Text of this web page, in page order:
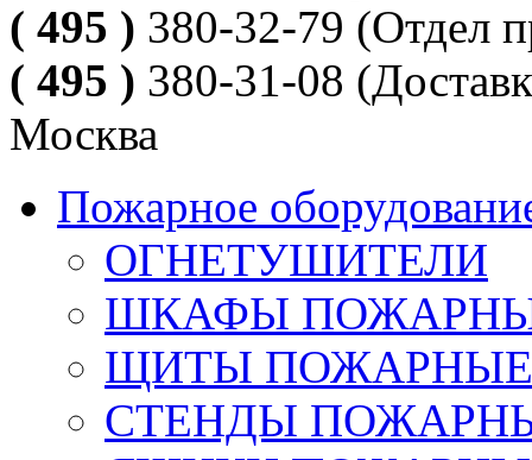
( 495 ) 380-32-79 (Отдел
( 495 ) 380-31-08
Москва
Пожарное
ОГНЕТУШИТЕЛИ
ШКАФЫ
ЩИТЫ ПОЖАРНЫЕ
СТЕНДЫ